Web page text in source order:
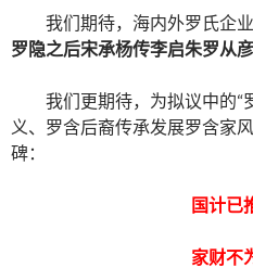
我们期待，海内外罗氏企
罗隐之后宋承杨传李启朱罗从
我们更期待，为拟议中的“
义、罗含后裔传承发展罗含家
碑：
国计已
家财不